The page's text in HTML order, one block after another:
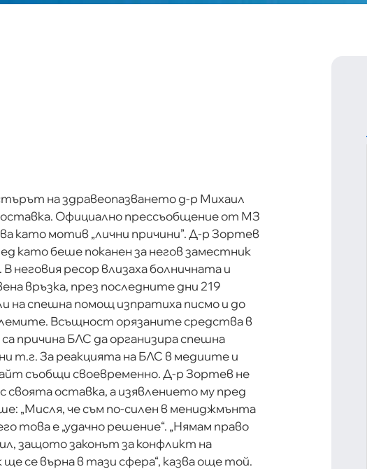
на здравеопазването д-р Михаил
Официално прессъобщение от МЗ
като мотив „лични причини”. Д-р Зортев
като беше поканен за негов заместник
ресор влизаха болничната и
връзка, през последните дни 219
на спешна помощ изпратиха писмо и до
Всъщност орязаните средства в
причина БЛС да организира спешна
т.г. За реакцията на БЛС в медиите и
съобщи своевременно. Д-р Зортев не
оставка, а изявлението му пред
„Мисля, че съм по-силен в мениджмънта
това е „удачно решение“. „Нямам право
защото законът за конфликт на
се върна в тази сфера“, казва още той.